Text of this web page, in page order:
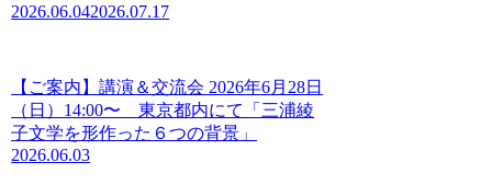
2026.06.042026.07.17
【ご案内】講演＆交流会 2026年6月28日
（日）14:00〜 東京都内にて「三浦綾
子文学を形作った６つの背景」
2026.06.03